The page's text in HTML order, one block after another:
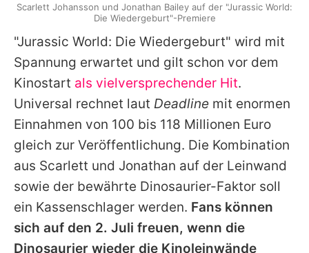
"Jurassic World: Die Wiedergeburt" wird mit
Spannung erwartet und gilt schon vor dem
Kinostart als vielversprechender Hit.
Universal rechnet laut Deadline mit enormen
Einnahmen von 100 bis 118 Millionen Euro
gleich zur Veröffentlichung. Die Kombination
aus Scarlett und Jonathan auf der Leinwand
sowie der bewährte Dinosaurier-Faktor soll
ein Kassenschlager werden. Fans können
sich auf den 2. Juli freuen, wenn die
Dinosaurier wieder die Kinoleinwände
Scarlett Johansson und Jonathan Bailey auf der "Jurassic World:
Die Wiedergeburt"-Premiere